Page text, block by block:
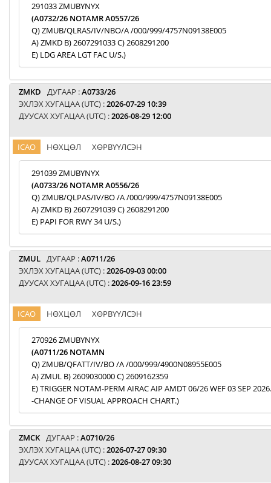
291033 ZMUBYNYX
(A0732/26 NOTAMR A0557/26
Q) ZMUB/QLRAS/IV/NBO/A /000/999/4757N09138E005
A) ZMKD B) 2607291033 C) 2608291200
E) LDG AREA LGT FAC U/S.)
ZMKD ДУГААР :A0733/26
ЭХЛЭХ ХУГАЦАА (UTC) :2026-07-29 10:39
ДУУСАХ ХУГАЦАА (UTC) :2026-08-29 12:00
ICAO НӨХЦӨЛ ХӨРВҮҮЛСЭН
291039 ZMUBYNYX
(A0733/26 NOTAMR A0556/26
Q) ZMUB/QLPAS/IV/BO /A /000/999/4757N09138E005
A) ZMKD B) 2607291039 C) 2608291200
E) PAPI FOR RWY 34 U/S.)
ZMUL ДУГААР :A0711/26
ЭХЛЭХ ХУГАЦАА (UTC) :2026-09-03 00:00
ДУУСАХ ХУГАЦАА (UTC) :2026-09-16 23:59
ICAO НӨХЦӨЛ ХӨРВҮҮЛСЭН
270926 ZMUBYNYX
(A0711/26 NOTAMN
Q) ZMUB/QFATT/IV/BO /A /000/999/4900N08955E005
A) ZMUL B) 2609030000 C) 2609162359
E) TRIGGER NOTAM-PERM AIRAC AIP AMDT 06/26 WEF 03 SEP 2026.
-CHANGE OF VISUAL APPROACH CHART.)
ZMCK ДУГААР :A0710/26
ЭХЛЭХ ХУГАЦАА (UTC) :2026-07-27 09:30
ДУУСАХ ХУГАЦАА (UTC) :2026-08-27 09:30